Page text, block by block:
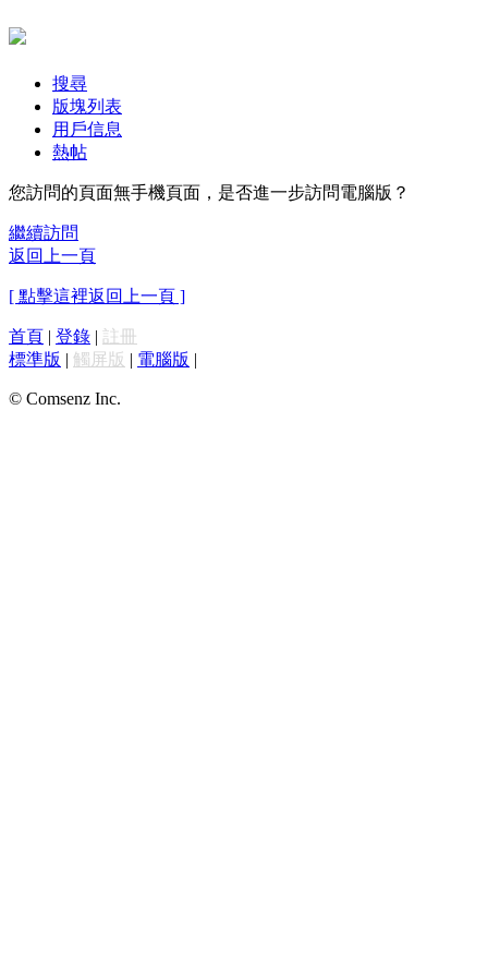
搜尋
版塊列表
用戶信息
熱帖
您訪問的頁面無手機頁面，是否進一步訪問電腦版？
繼續訪問
返回上一頁
[ 點擊這裡返回上一頁 ]
首頁 | 登錄 | 註冊
標準版 | 觸屏版 | 電腦版 |
© Comsenz Inc.